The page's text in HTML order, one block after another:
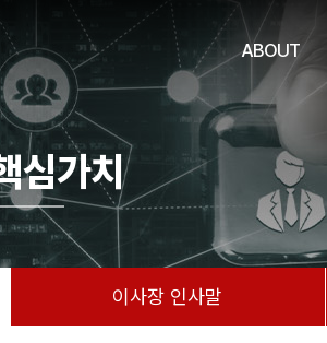
ABOUT
심가치
이사장 인사말